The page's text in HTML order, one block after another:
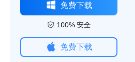
免费下载
100% 安全
免费下载